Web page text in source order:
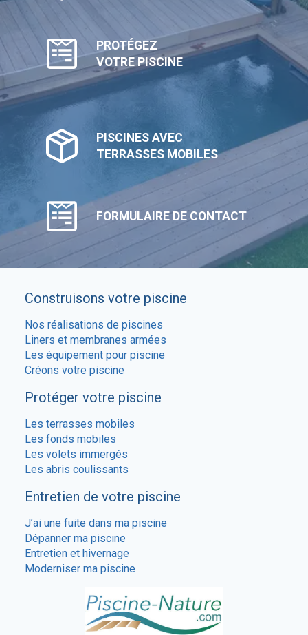
PROTÉGEZ
VOTRE PISCINE
PISCINES AVEC
TERRASSES MOBILES
FORMULAIRE DE CONTACT
Construisons votre piscine
Nos réalisations de piscines
Liners et membranes armées
Les équipement pour piscine
Créons votre piscine
Protéger votre piscine
Les terrasses mobiles
Les fonds mobiles
Les volets immergés
Les abris coulissants
Entretien de votre piscine
J’ai une fuite dans ma piscine
Dépanner ma piscine
Entretien et hivernage
Moderniser ma piscine